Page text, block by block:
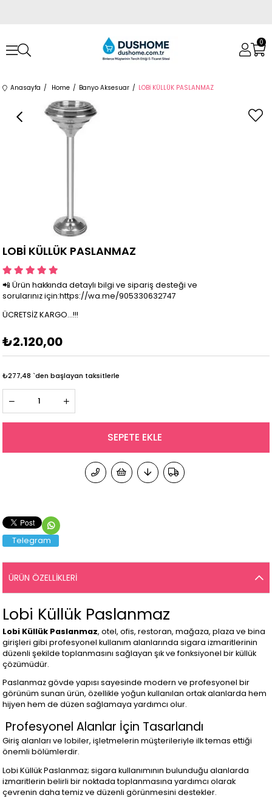
0
Anasayfa Home Banyo Aksesuar LOBİ KÜLLÜK PASLANMAZ
LOBİ KÜLLÜK PASLANMAZ
📲 Ürün hakkında detaylı bilgi ve sipariş desteği ve
sorularınız için:https://wa.me/905330632747
ÜCRETSİZ KARGO...!!!
₺2.120,00
₺277,48 `den başlayan taksitlerle
Telegram
ÜRÜN ÖZELLIKLERI
Lobi Küllük Paslanmaz
Lobi Küllük Paslanmaz, otel, ofis, restoran, mağaza, plaza ve bina
girişleri gibi profesyonel kullanım alanlarında sigara izmaritlerinin
düzenli şekilde toplanmasını sağlayan şık ve fonksiyonel bir küllük
çözümüdür.
Paslanmaz gövde yapısı sayesinde modern ve profesyonel bir
görünüm sunan ürün, özellikle yoğun kullanılan ortak alanlarda hem
hijyen hem de düzen sağlamaya yardımcı olur.
Profesyonel Alanlar İçin Tasarlandı
Giriş alanları ve lobiler, işletmelerin müşterileriyle ilk temas ettiği
önemli bölümlerdir.
Lobi Küllük Paslanmaz; sigara kullanımının bulunduğu alanlarda
izmaritlerin belirli bir noktada toplanmasına yardımcı olarak
çevrenin daha temiz ve düzenli görünmesini destekler.